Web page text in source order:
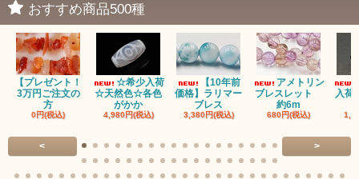
アイドクレーズ（Idocrase）（別名ベスビアナイト）
アクアマリン（藍玉/藍柱石/Aquamarine）
アクチノライトインクォーツ（Actinolite/緑閃石）
赤瑪瑙（レッドアゲート/カーネリアン）
アゲート（瑪瑙/Agate）各種
おすすめ商品500種
【プレゼント！
3万円ご注文の
方
0円(税込)
☆希少入荷
☆天然色☆各色
がかか
4,980円(税込)
【10年前
価格】ラリマー
ブレス
3,380円(税込)
アメトリン
ブレスレット
約6m
680円(税込)
入荷
< >